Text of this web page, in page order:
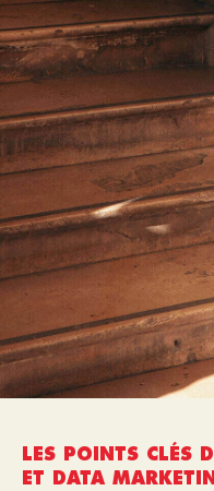
LES POINTS CLÉS
ET DATA